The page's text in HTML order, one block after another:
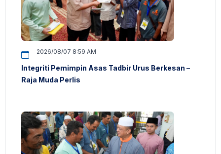
2026/08/07 8:59 AM
Integriti Pemimpin Asas Tadbir Urus Berkesan –
Raja Muda Perlis